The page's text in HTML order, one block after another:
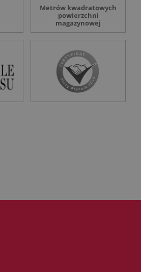
Metrów kwadratowych
powierzchni
magazynowej